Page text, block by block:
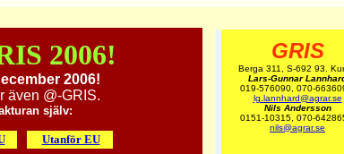
2006!
2006!
även @-GRIS.
själv:
Utanför EU
GRIS
Berga 311, S-692 93.
Lars-Gunnar
019-576090, 070-
lg.lannhard@agrar.se
Nils Andersson
0151-10315, 070-
nils@agrar.se